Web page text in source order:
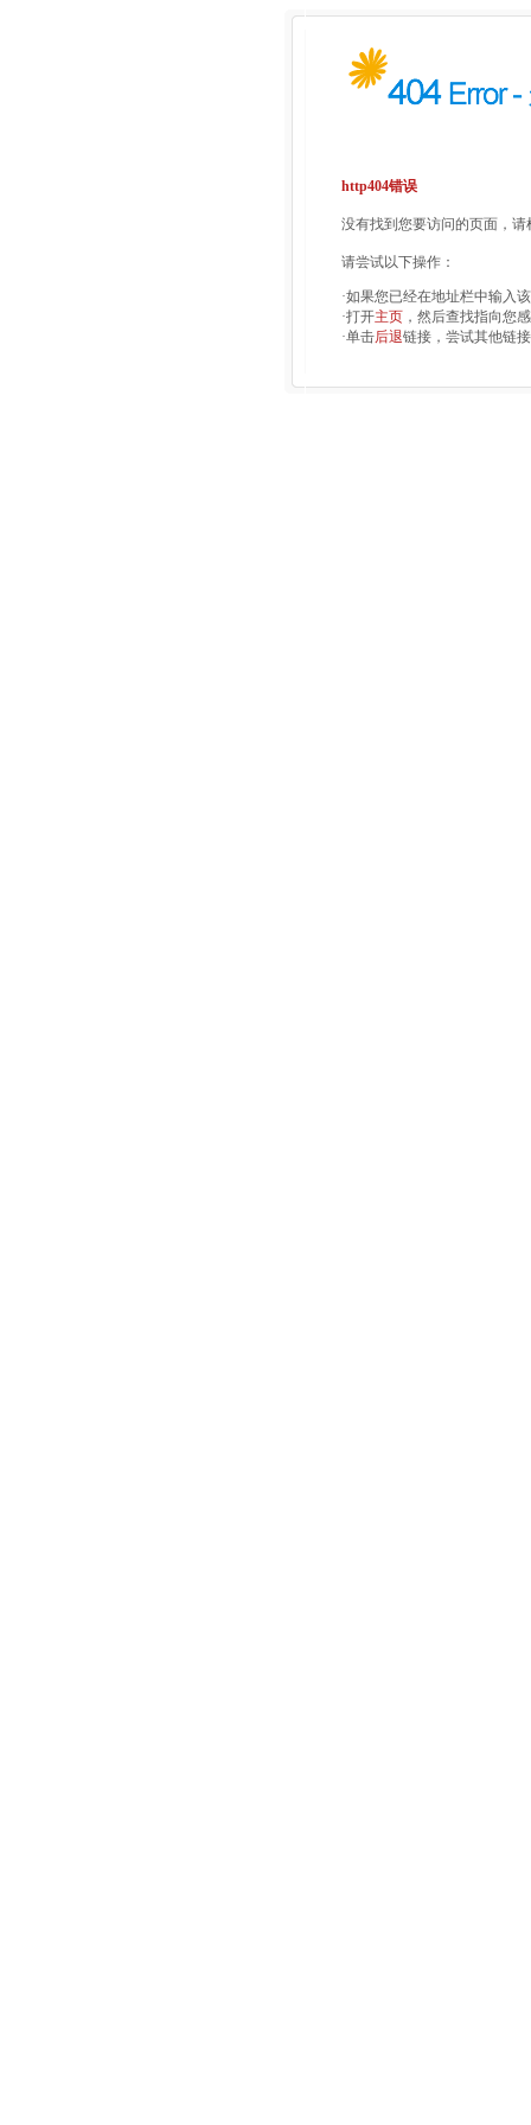
http404错误
没有找到您要访问的页面，
请尝试以下操作：
·如果您已经在地址栏中输入
·打开主页 ，然后查找指向您
·单击后退链接，尝试其他链